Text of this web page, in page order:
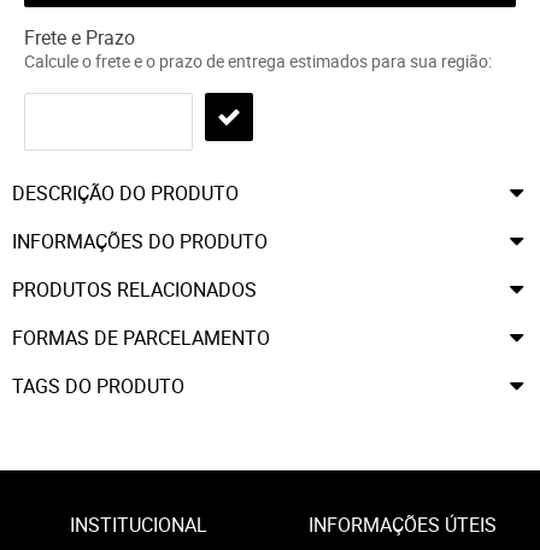
Frete e Prazo
Calcule o frete e o prazo de entrega estimados para sua região:
DESCRIÇÃO DO PRODUTO
INFORMAÇÕES DO PRODUTO
PRODUTOS RELACIONADOS
FORMAS DE PARCELAMENTO
TAGS DO PRODUTO
INSTITUCIONAL INFORMAÇÕES ÚTEIS